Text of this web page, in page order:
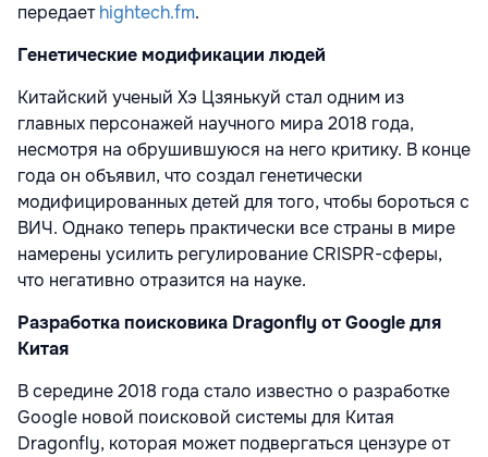
передаетhightech.fm.
Генетические модификации людей
Китайский ученый Хэ Цзянькуй стал одним из
главных персонажей научного мира 2018 года,
несмотря на обрушившуюся на него критику. В конце
года он объявил, что создал генетически
модифицированных детей для того, чтобы бороться с
ВИЧ. Однако теперь практически все страны в мире
намерены усилить регулирование CRISPR-сферы,
что негативно отразится на науке.
Разработка поисковика Dragonfly от Google для
Китая
В середине 2018 года стало известно о разработке
Google новой поисковой системы для Китая
Dragonfly, которая может подвергаться цензуре от